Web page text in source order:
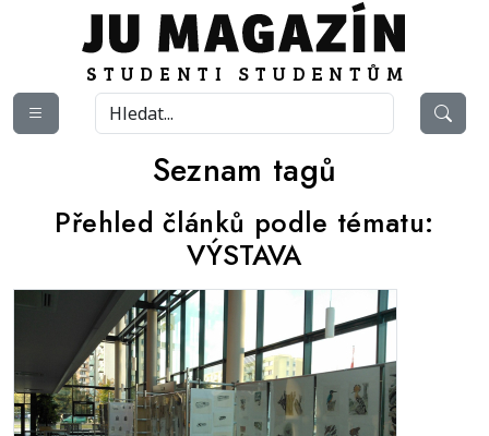
Seznam tagů
Přehled článků podle tématu:
VÝSTAVA